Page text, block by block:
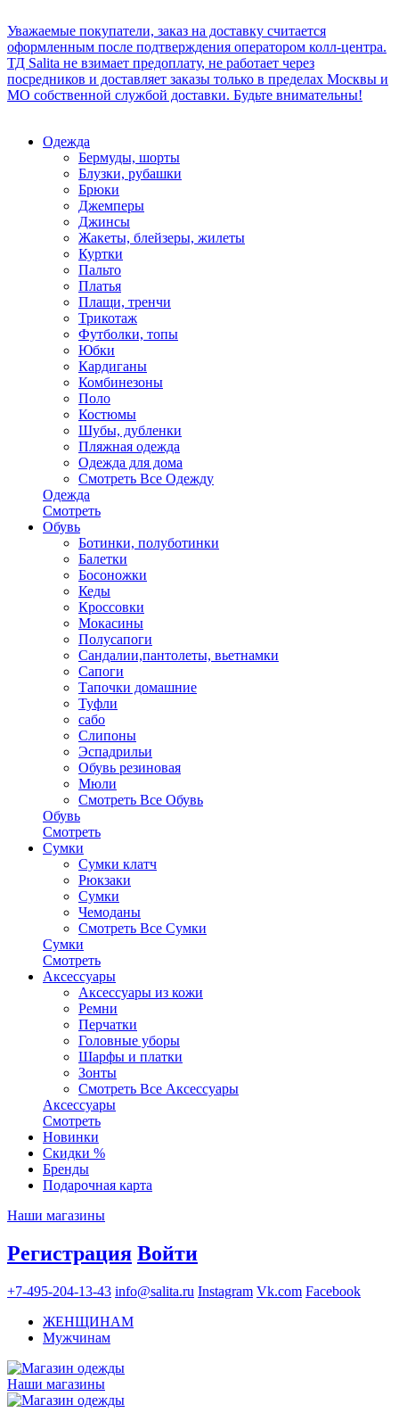
Уважаемые покупатели, заказ на доставку считается
оформленным после подтверждения оператором колл-центра.
ТД Salita не взимает предоплату, не работает через
посредников и доставляет заказы только в пределах Москвы и
МО собственной службой доставки. Будьте внимательны!
Одежда
Бермуды, шорты
Блузки, рубашки
Брюки
Джемперы
Джинсы
Жакеты, блейзеры, жилеты
Куртки
Пальто
Платья
Плащи, тренчи
Трикотаж
Футболки, топы
Юбки
Кардиганы
Комбинезоны
Поло
Костюмы
Шубы, дубленки
Пляжная одежда
Одежда для дома
Смотреть Все Одежду
Одежда
Смотреть
Обувь
Ботинки, полуботинки
Балетки
Босоножки
Кеды
Кроссовки
Мокасины
Полусапоги
Сандалии,пантолеты, вьетнамки
Сапоги
Тапочки домашние
Туфли
сабо
Слипоны
Эспадрильи
Обувь резиновая
Мюли
Смотреть Все Обувь
Обувь
Смотреть
Сумки
Сумки клатч
Рюкзаки
Сумки
Чемоданы
Смотреть Все Сумки
Сумки
Смотреть
Аксессуары
Аксессуары из кожи
Ремни
Перчатки
Головные уборы
Шарфы и платки
Зонты
Смотреть Все Аксессуары
Аксессуары
Смотреть
Новинки
Скидки %
Бренды
Подарочная карта
Наши магазины
Регистрация Войти
+7-495-204-13-43 info@salita.ru Instagram Vk.com Facebook
ЖЕНЩИНАМ
Мужчинам
Наши магазины